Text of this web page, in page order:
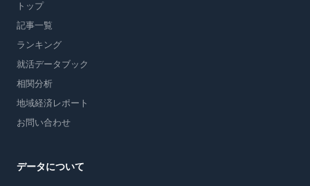
トップ
記事一覧
ランキング
就活データブック
相関分析
地域経済レポート
お問い合わせ
データについて